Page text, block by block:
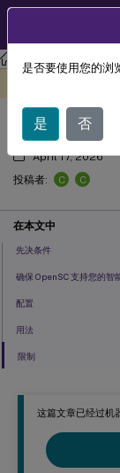
Linux 虚拟投递代
这篇文章已经过机
智能卡支持
April 17, 2026
投稿者:
C C
在本文中
先决条件
确保 OpenSC 支持您的智
配置
用法
限制
是否要使用您的浏
是 否